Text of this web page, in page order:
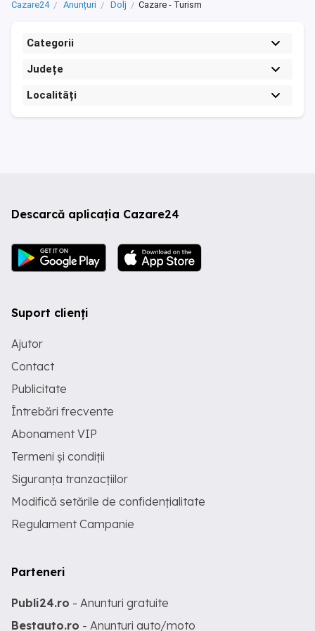
Cazare24 Anunțuri Dolj Cazare - Turism
Categorii
Județe
Localități
Descarcă aplicația Cazare24
Suport clienți
Ajutor
Contact
Publicitate
Întrebări frecvente
Abonament VIP
Termeni și condiții
Siguranța tranzacțiilor
Modifică setările de confidențialitate
Regulament Campanie
Parteneri
Publi24.ro - Anunturi gratuite
Bestauto.ro - Anunturi auto/moto